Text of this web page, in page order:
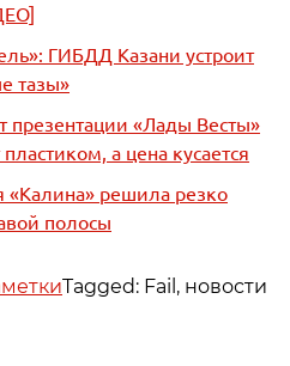
ГИБДД Казани устроит
тазы»
презентации «Лады Весты»
а цена кусается
«Калина» решила резко
полосы
Tagged: Fail, новости